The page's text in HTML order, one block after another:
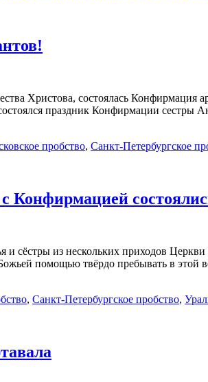
Христова, состоялась
праздник Конфирмации сестры
пробство, Санкт-Петербургское
Конфирмацией
и сёстры из нескольких приходов
помощью твёрдо пребывать в
, Санкт-Петербургское пробство,